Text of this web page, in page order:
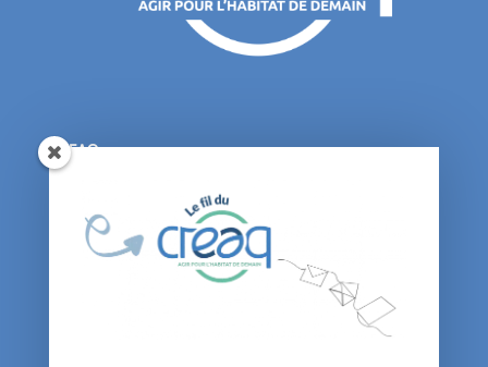
CREAQ
33130 Bègles
05 57 95 97 04